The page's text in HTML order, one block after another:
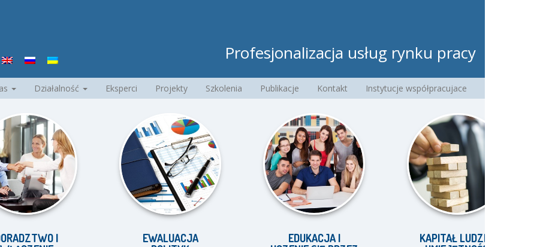
Profesjonalizacja usług rynku pracy
Działalność Eksperci Projekty Szkolenia Publikacje Kontakt Instytucje współpracujace
I
EWALUACJA
EDUKACJA I
KAPITAŁ LUDZKI I